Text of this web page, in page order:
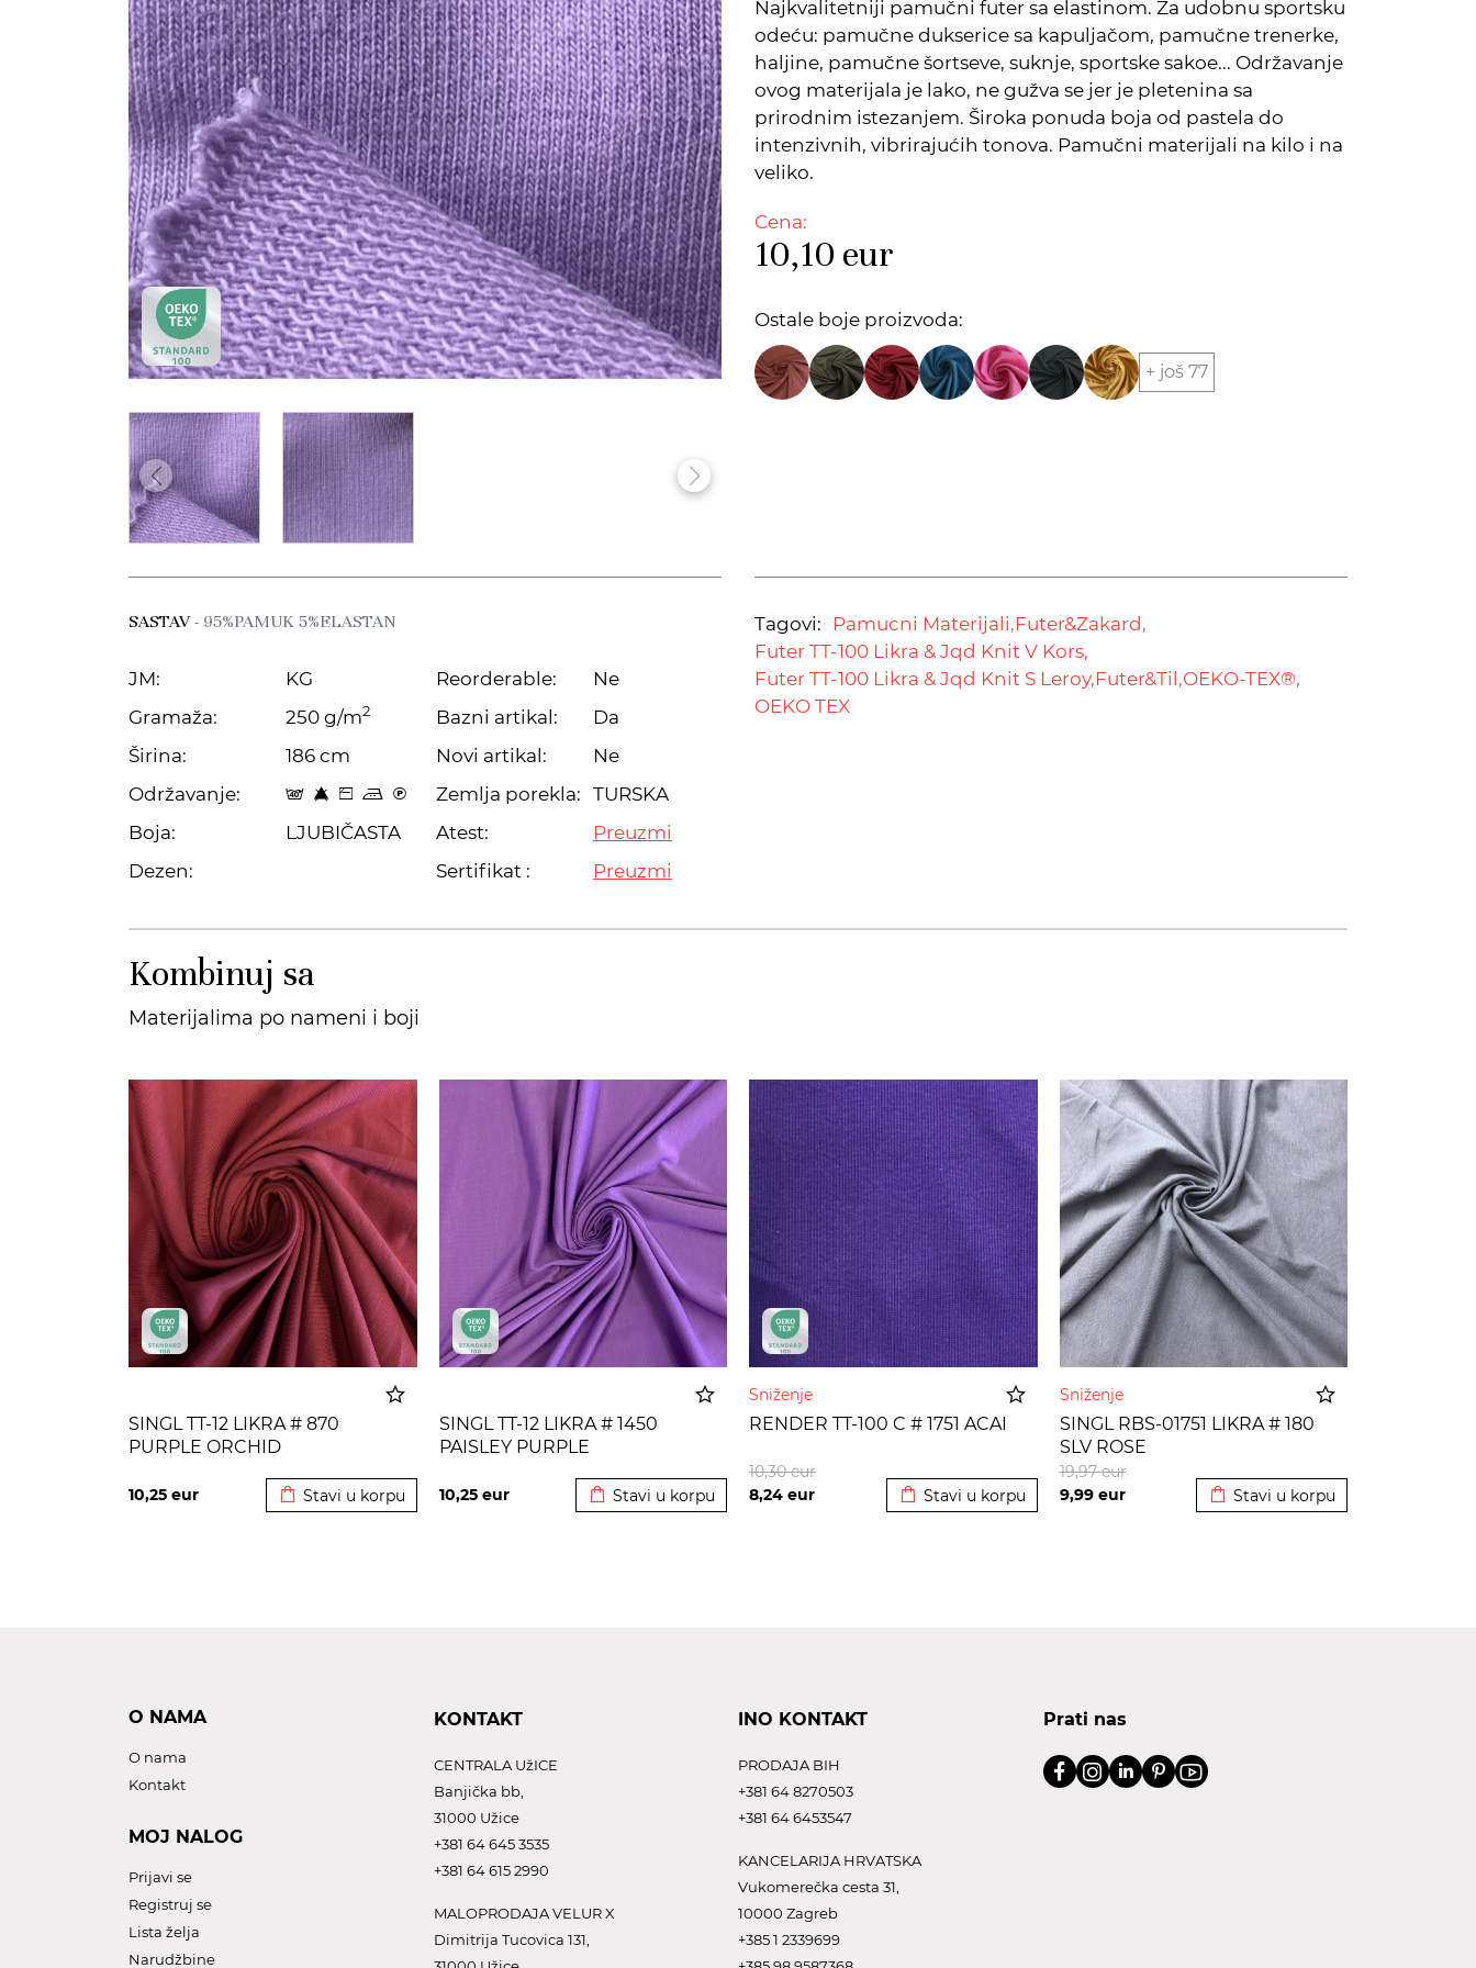
Najkvalitetniji pamučni futer sa elastinom. Za udobnu sportsku
odeću: pamučne dukserice sa kapuljačom, pamučne trenerke,
haljine, pamučne šortseve, suknje, sportske sakoe... Održavanje
ovog materijala je lako, ne gužva se jer je pletenina sa
prirodnim istezanjem. Široka ponuda boja od pastela do
intenzivnih, vibrirajućih tonova. Pamučni materijali na kilo i na
veliko.
Cena:
10,10 eur
Ostale boje proizvoda:
+ još 77
SASTAV- 95%PAMUK 5%ELASTAN
JM:
KG
Gramaža:
250 g/m2
Širina:
186 cm
Održavanje:
t 8 Z p C
Boja:
LJUBIČASTA
Dezen:
Reorderable:
Ne
Bazni artikal:
Da
Novi artikal:
Ne
Zemlja porekla: TURSKA
Atest:
Preuzmi
Sertifikat :
Preuzmi
Tagovi: Pamucni Materijali,Futer&Zakard,
Futer TT-100 Likra & Jqd Knit V Kors,
Futer TT-100 Likra & Jqd Knit S Leroy,Futer&Til,OEKO-TEX®,
OEKO TEX
Kombinuj sa
Materijalima po nameni i boji
SINGL TT-12 LIKRA # 870
PURPLE ORCHID
10,25 eur Stavi u korpu
SINGL TT-12 LIKRA # 1450
PAISLEY PURPLE
10,25 eur Stavi u korpu
Sniženje
RENDER TT-100 C # 1751 ACAI
8,24 eur
10,30eur
Stavi u korpu
Sniženje
SINGL RBS-01751 LIKRA # 180
SLV ROSE
9,99 eur
19,97eur
Stavi u korpu
O NAMA
O nama
Kontakt
MOJ NALOG
Prijavi se
Registruj se
Lista želja
Narudžbine
KONTAKT
CENTRALA UžICE
Banjička bb,
31000 Užice
+381 64 645 3535
+381 64 615 2990
MALOPRODAJA VELUR X
Dimitrija Tucovica 131,
INO KONTAKT
PRODAJA BIH
+381 64 8270503
+381 64 6453547
KANCELARIJA HRVATSKA
Vukomerečka cesta 31,
10000 Zagreb
+385 1 2339699
Prati nas